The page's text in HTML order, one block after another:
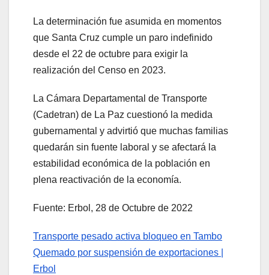
La determinación fue asumida en momentos
que Santa Cruz cumple un paro indefinido
desde el 22 de octubre para exigir la
realización del Censo en 2023.
La Cámara Departamental de Transporte
(Cadetran) de La Paz cuestionó la medida
gubernamental y advirtió que muchas familias
quedarán sin fuente laboral y se afectará la
estabilidad económica de la población en
plena reactivación de la economía.
Fuente: Erbol, 28 de Octubre de 2022
Transporte pesado activa bloqueo en Tambo
Quemado por suspensión de exportaciones |
Erbol